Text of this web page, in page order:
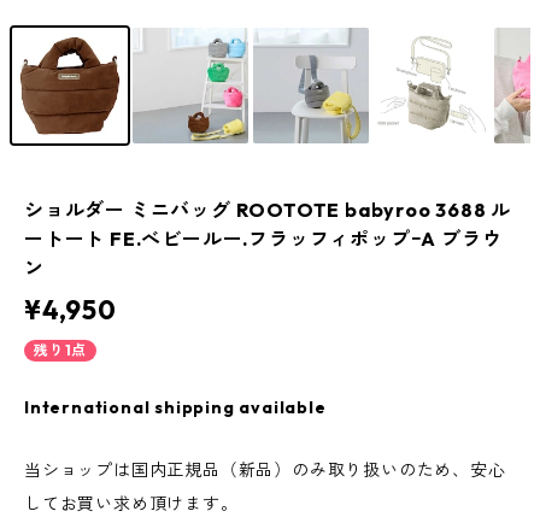
ショルダー ミニバッグ ROOTOTE babyroo 3688 ル
ートート FE.べビールー.フラッフィポップｰA ブラウ
ン
¥4,950
残り1点
International shipping available
当ショップは国内正規品（新品）のみ取り扱いのため、安心
してお買い求め頂けます。